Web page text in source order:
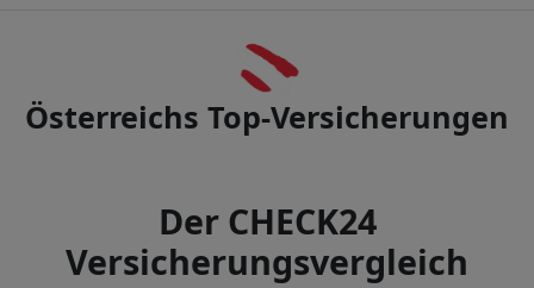
Österreichs Top-Versicherungen
Der CHECK24
Versicherungsvergleich